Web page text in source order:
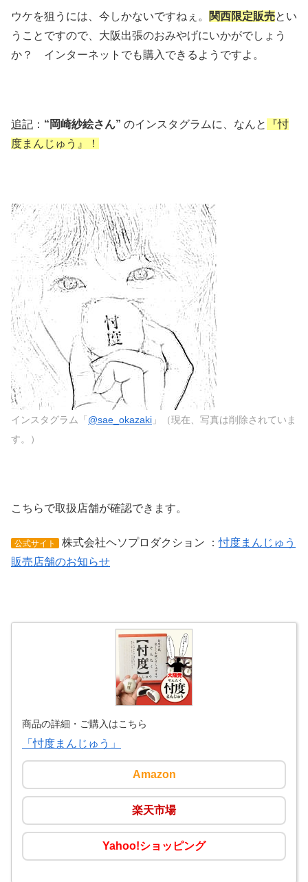
ウケを狙うには、今しかないですねぇ。 関西限定販売とい
うことですので、大阪出張のおみやげにいかがでしょう
か？ インターネットでも購入できるようですよ。
追記 ： “岡崎紗絵さん” のインスタグラムに、なんと
『忖
度まんじゅう』！
インスタグラム「 @sae_okazaki 」（現在、写真は削除されていま
す。）
こちらで取扱店舗が確認できます。
公式サイト 株式会社ヘソプロダクション ：忖度まんじゅう
販売店舗のお知らせ
商品の詳細・ご購入はこちら
「忖度まんじゅう」
Amazon
楽天市場
Yahoo!ショッピング